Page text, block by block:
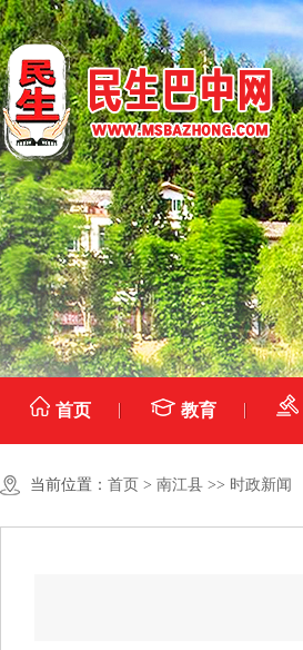
首页 教育
当前位置： 首页 > 南江县 >> 时政新闻